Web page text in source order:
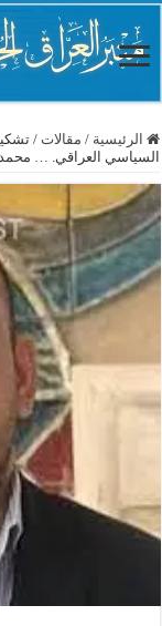
الرئيسية / مقالات /
السياسي العراقي. …